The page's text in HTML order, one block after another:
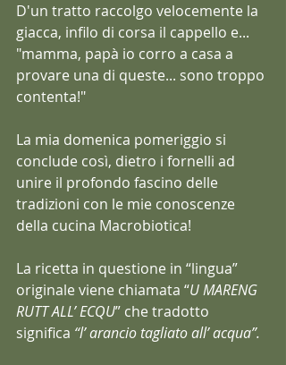
D'un tratto raccolgo velocemente la
giacca, infilo di corsa il cappello e...
"mamma, papà io corro a casa a
provare una di queste... sono troppo
contenta!"
La mia domenica pomeriggio si
conclude così, dietro i fornelli ad
unire il profondo fascino delle
tradizioni con le mie conoscenze
della cucina Macrobiotica!
La ricetta in questione in “lingua”
originale viene chiamata “U MARENG
RUTT ALL’ ECQU” che tradotto
significa “l’ arancio tagliato all’ acqua”.